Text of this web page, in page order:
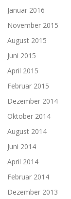
Januar 2016
November 2015
August 2015
Juni 2015
April 2015
Februar 2015
Dezember 2014
Oktober 2014
August 2014
Juni 2014
April 2014
Februar 2014
Dezember 2013